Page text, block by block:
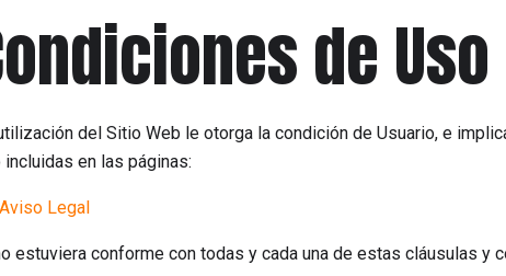
de Uso
del Sitio Web le otorga la condición de Usuario, e
incluidas en las páginas:
Aviso Legal
estuviera conforme con todas y cada una de estas cláusulas y